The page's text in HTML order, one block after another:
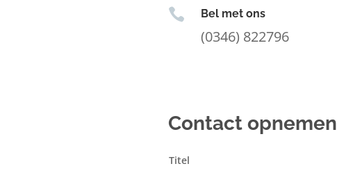
 Bel met ons
(0346) 822796
Contact opnemen
Titel